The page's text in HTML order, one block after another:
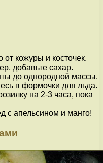
от кожуры и косточек.
добавьте сахар.
до однородной массы.
в формочки для льда.
на 2-3 часа, пока
с апельсином и манго!